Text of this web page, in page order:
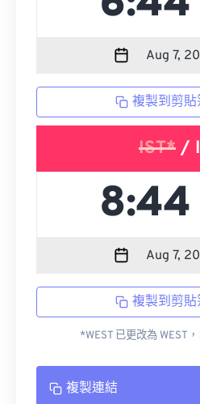
複製到剪貼
IST*/
複製到剪貼
*WEST 已更改為 WEST
複製連結